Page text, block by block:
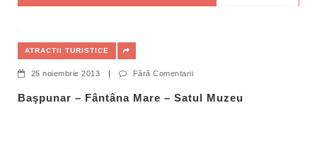
ATRACTII TURISTICE
25 noiembrie 2013 | Fără Comentarii
Başpunar – Fântâna Mare – Satul Muzeu